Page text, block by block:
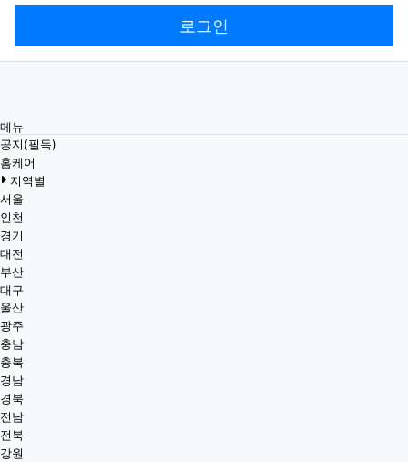
로그인
메뉴
공지(필독)
홈케어
지역별
서울
인천
경기
대전
부산
대구
울산
광주
충남
충북
경남
경북
전남
전북
강원